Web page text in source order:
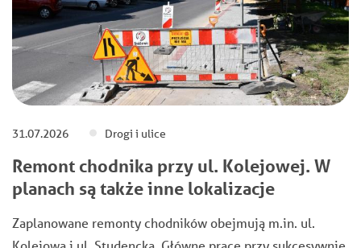
31.07.2026 Drogi i ulice
Remont chodnika przy ul. Kolejowej. W
planach są także inne lokalizacje
Zaplanowane remonty chodników obejmują m.in. ul.